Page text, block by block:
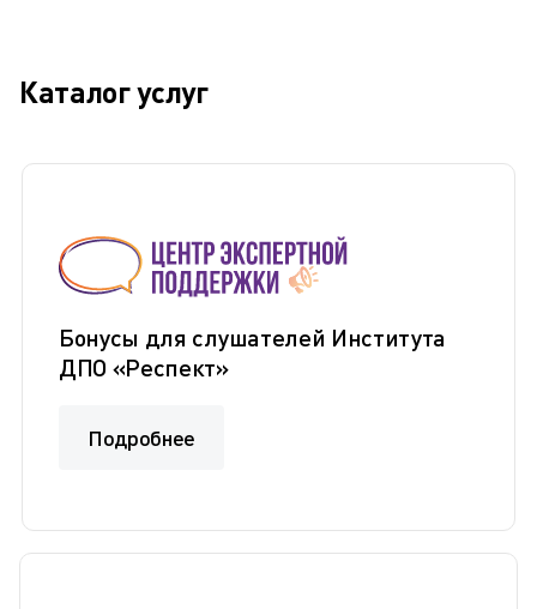
Каталог услуг
Бонусы для слушателей Института
ДПО «Респект»
Подробнее